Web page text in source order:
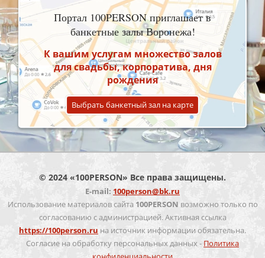
Портал 100PERSON приглашает в
банкетные залы Воронежа!
К вашим услугам множество залов
для свадьбы, корпоратива, дня
рождения
Выбрать банкетный зал на карте
© 2024 «100PERSON» Все права защищены.
E-mail: 100person@bk.ru
Использование материалов сайта 100PERSON возможно только по
согласованию с администрацией. Активная ссылка
https://100person.ru на источник информации обязательна.
Согласие на обработку персональных данных - Политика